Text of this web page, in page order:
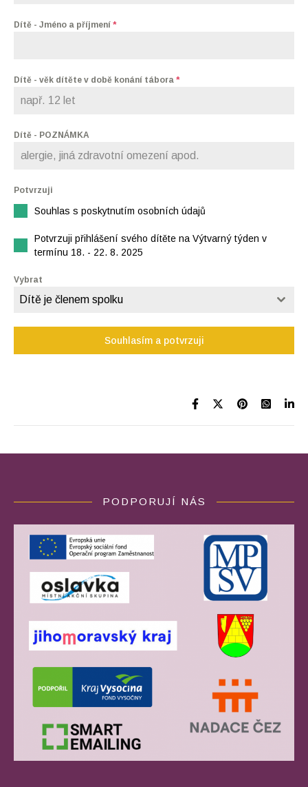
Dítě - Jméno a příjmení *
Dítě - věk dítěte v době konání tábora *
Dítě - POZNÁMKA
Potvrzuji
Souhlas s poskytnutím osobních údajů
Potvrzuji přihlášení svého dítěte na Výtvarný týden v
termínu 18. - 22. 8. 2025
Vybrat
Dítě je členem spolku
Souhlasím a potvrzuji
PODPORUJÍ NÁS